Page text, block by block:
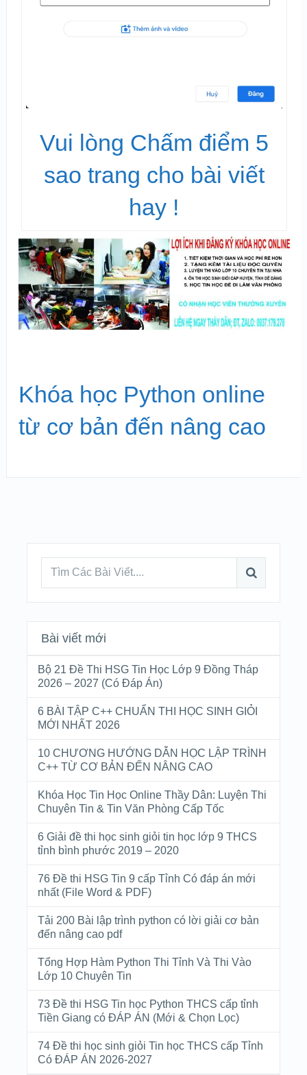
Vui lòng Chấm điểm 5
sao trang cho bài viết
hay !
Khóa học Python online
từ cơ bản đến nâng cao
Bài viết mới
Bộ 21 Đề Thi HSG Tin Học Lớp 9 Đồng Tháp
2026 – 2027 (Có Đáp Án)
6 BÀI TẬP C++ CHUẨN THI HỌC SINH GIỎI
MỚI NHẤT 2026
10 CHƯƠNG HƯỚNG DẪN HỌC LẬP TRÌNH
C++ TỪ CƠ BẢN ĐẾN NÂNG CAO
Khóa Học Tin Học Online Thầy Dân: Luyện Thi
Chuyên Tin & Tin Văn Phòng Cấp Tốc
6 Giải đề thi học sinh giỏi tin học lớp 9 THCS
tỉnh bình phước 2019 – 2020
76 Đề thi HSG Tin 9 cấp Tỉnh Có đáp án mới
nhất (File Word & PDF)
Tải 200 Bài lập trình python có lời giải cơ bản
đến nâng cao pdf
Tổng Hợp Hàm Python Thi Tỉnh Và Thi Vào
Lớp 10 Chuyên Tin
73 Đề thi HSG Tin học Python THCS cấp tỉnh
Tiền Giang có ĐÁP ÁN (Mới & Chọn Lọc)
74 Đề thi học sinh giỏi Tin học THCS cấp Tỉnh
Có ĐÁP ÁN 2026-2027